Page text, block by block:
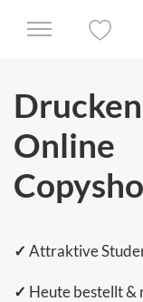
Online
✓ Attraktive
✓ Heute bestellt &